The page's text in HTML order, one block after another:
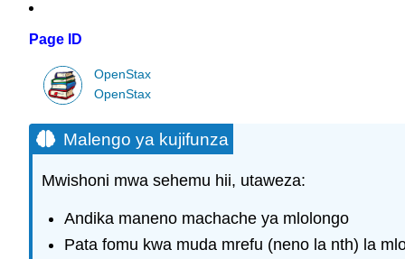
Page ID
OpenStax
OpenStax
Malengo ya kujifunza
Mwishoni mwa sehemu hii, utaweza:
Andika maneno machache ya mlolongo
Pata fomu kwa muda mrefu (neno la nth) la